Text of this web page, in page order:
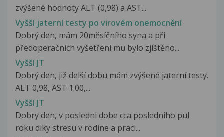
zvýšené hodnoty ALT (0,98) a AST...
Vyšší jaterní testy po virovém onemocnění
Dobrý den, mám 20měsíčního syna a při
předoperačních vyšetření mu bylo zjištěno...
Vyšší JT
Dobrý den, již delší dobu mám zvýšené jaterní testy.
ALT 0,98, AST 1.00,...
Vyšší JT
Dobry den, v posledni dobe cca posledniho pul
roku diky stresu v rodine a praci...